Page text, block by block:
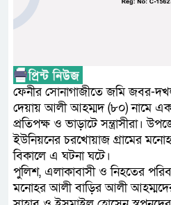
ফেনীর সোনাগাজীতে জমি জবর-
দেয়ায় আলী আহম্মদ (৮০) নামে এক
প্রতিপক্ষ ও ভাড়াটে সন্ত্রাসীরা।
ইউনিয়নের চরখোয়াজ গ্রামের
বিকালে এ ঘটনা ঘটে।
পুলিশ, এলাকাবাসী ও নিহতের
মনোহর আলী বাড়ির আলী